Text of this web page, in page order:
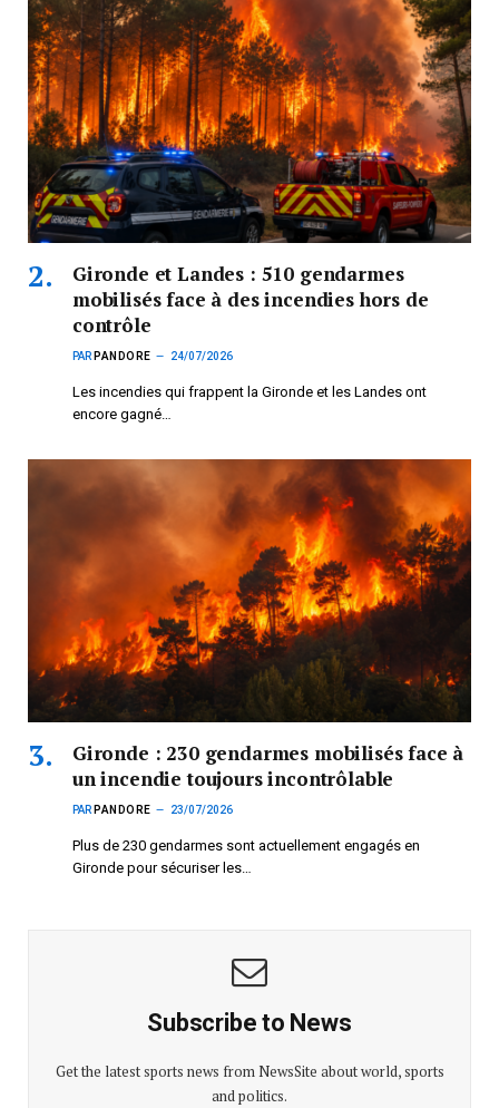
Gironde et Landes : 510 gendarmes
mobilisés face à des incendies hors de
contrôle
PAR PANDORE 24/07/2026
Les incendies qui frappent la Gironde et les Landes ont
encore gagné…
Gironde : 230 gendarmes mobilisés face à
un incendie toujours incontrôlable
PAR PANDORE 23/07/2026
Plus de 230 gendarmes sont actuellement engagés en
Gironde pour sécuriser les…
Subscribe to News
Get the latest sports news from NewsSite about world, sports
and politics.